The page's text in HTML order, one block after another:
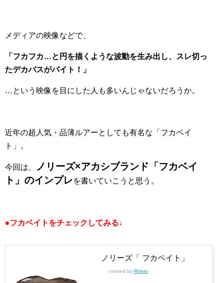
メディアの映像などで、
「フカフカ…と円を描くような波動を生み出し、スレ切っ
たデカバスがバイト！」
…という映像を目にした人も多いんじゃないだろうか。
近年の超人気・品薄ルアーとしても有名な「フカベイ
ト」。
今回は、
ノリーズ×アカシブランド「フカベイ
ト」のインプレを書いていこうと思う。
●フカベイトをチェックしてみる↓
ノリーズ「 フカベイト」
created by Rinker